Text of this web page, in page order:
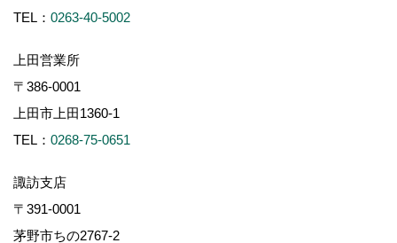
TEL： 0263-40-5002
上田営業所
〒386-0001
上田市上田1360-1
TEL： 0268-75-0651
諏訪支店
〒391-0001
茅野市ちの2767-2